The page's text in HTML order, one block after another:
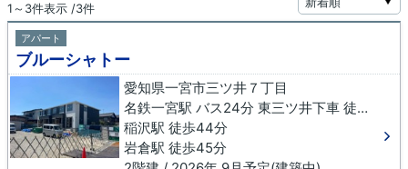
1～3件表示 /3件
アパート
ブルーシャトー
愛知県一宮市三ツ井７丁目
名鉄一宮駅 バス24分 東三ツ井下車 徒歩11分
稲沢駅 徒歩44分
岩倉駅 徒歩45分